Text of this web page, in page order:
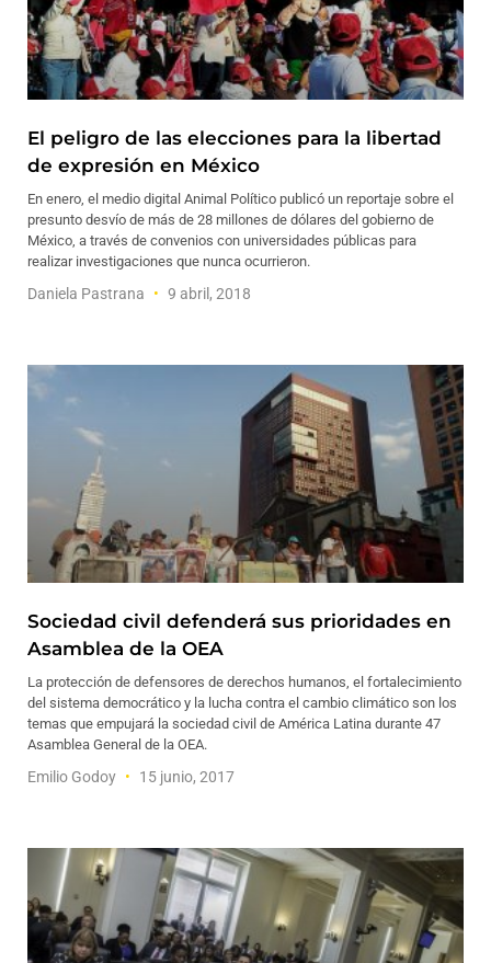
El peligro de las elecciones para la libertad
de expresión en México
En enero, el medio digital Animal Político publicó un reportaje sobre el
presunto desvío de más de 28 millones de dólares del gobierno de
México, a través de convenios con universidades públicas para
realizar investigaciones que nunca ocurrieron.
Daniela Pastrana 9 abril, 2018
Sociedad civil defenderá sus prioridades en
Asamblea de la OEA
La protección de defensores de derechos humanos, el fortalecimiento
del sistema democrático y la lucha contra el cambio climático son los
temas que empujará la sociedad civil de América Latina durante 47
Asamblea General de la OEA.
Emilio Godoy 15 junio, 2017